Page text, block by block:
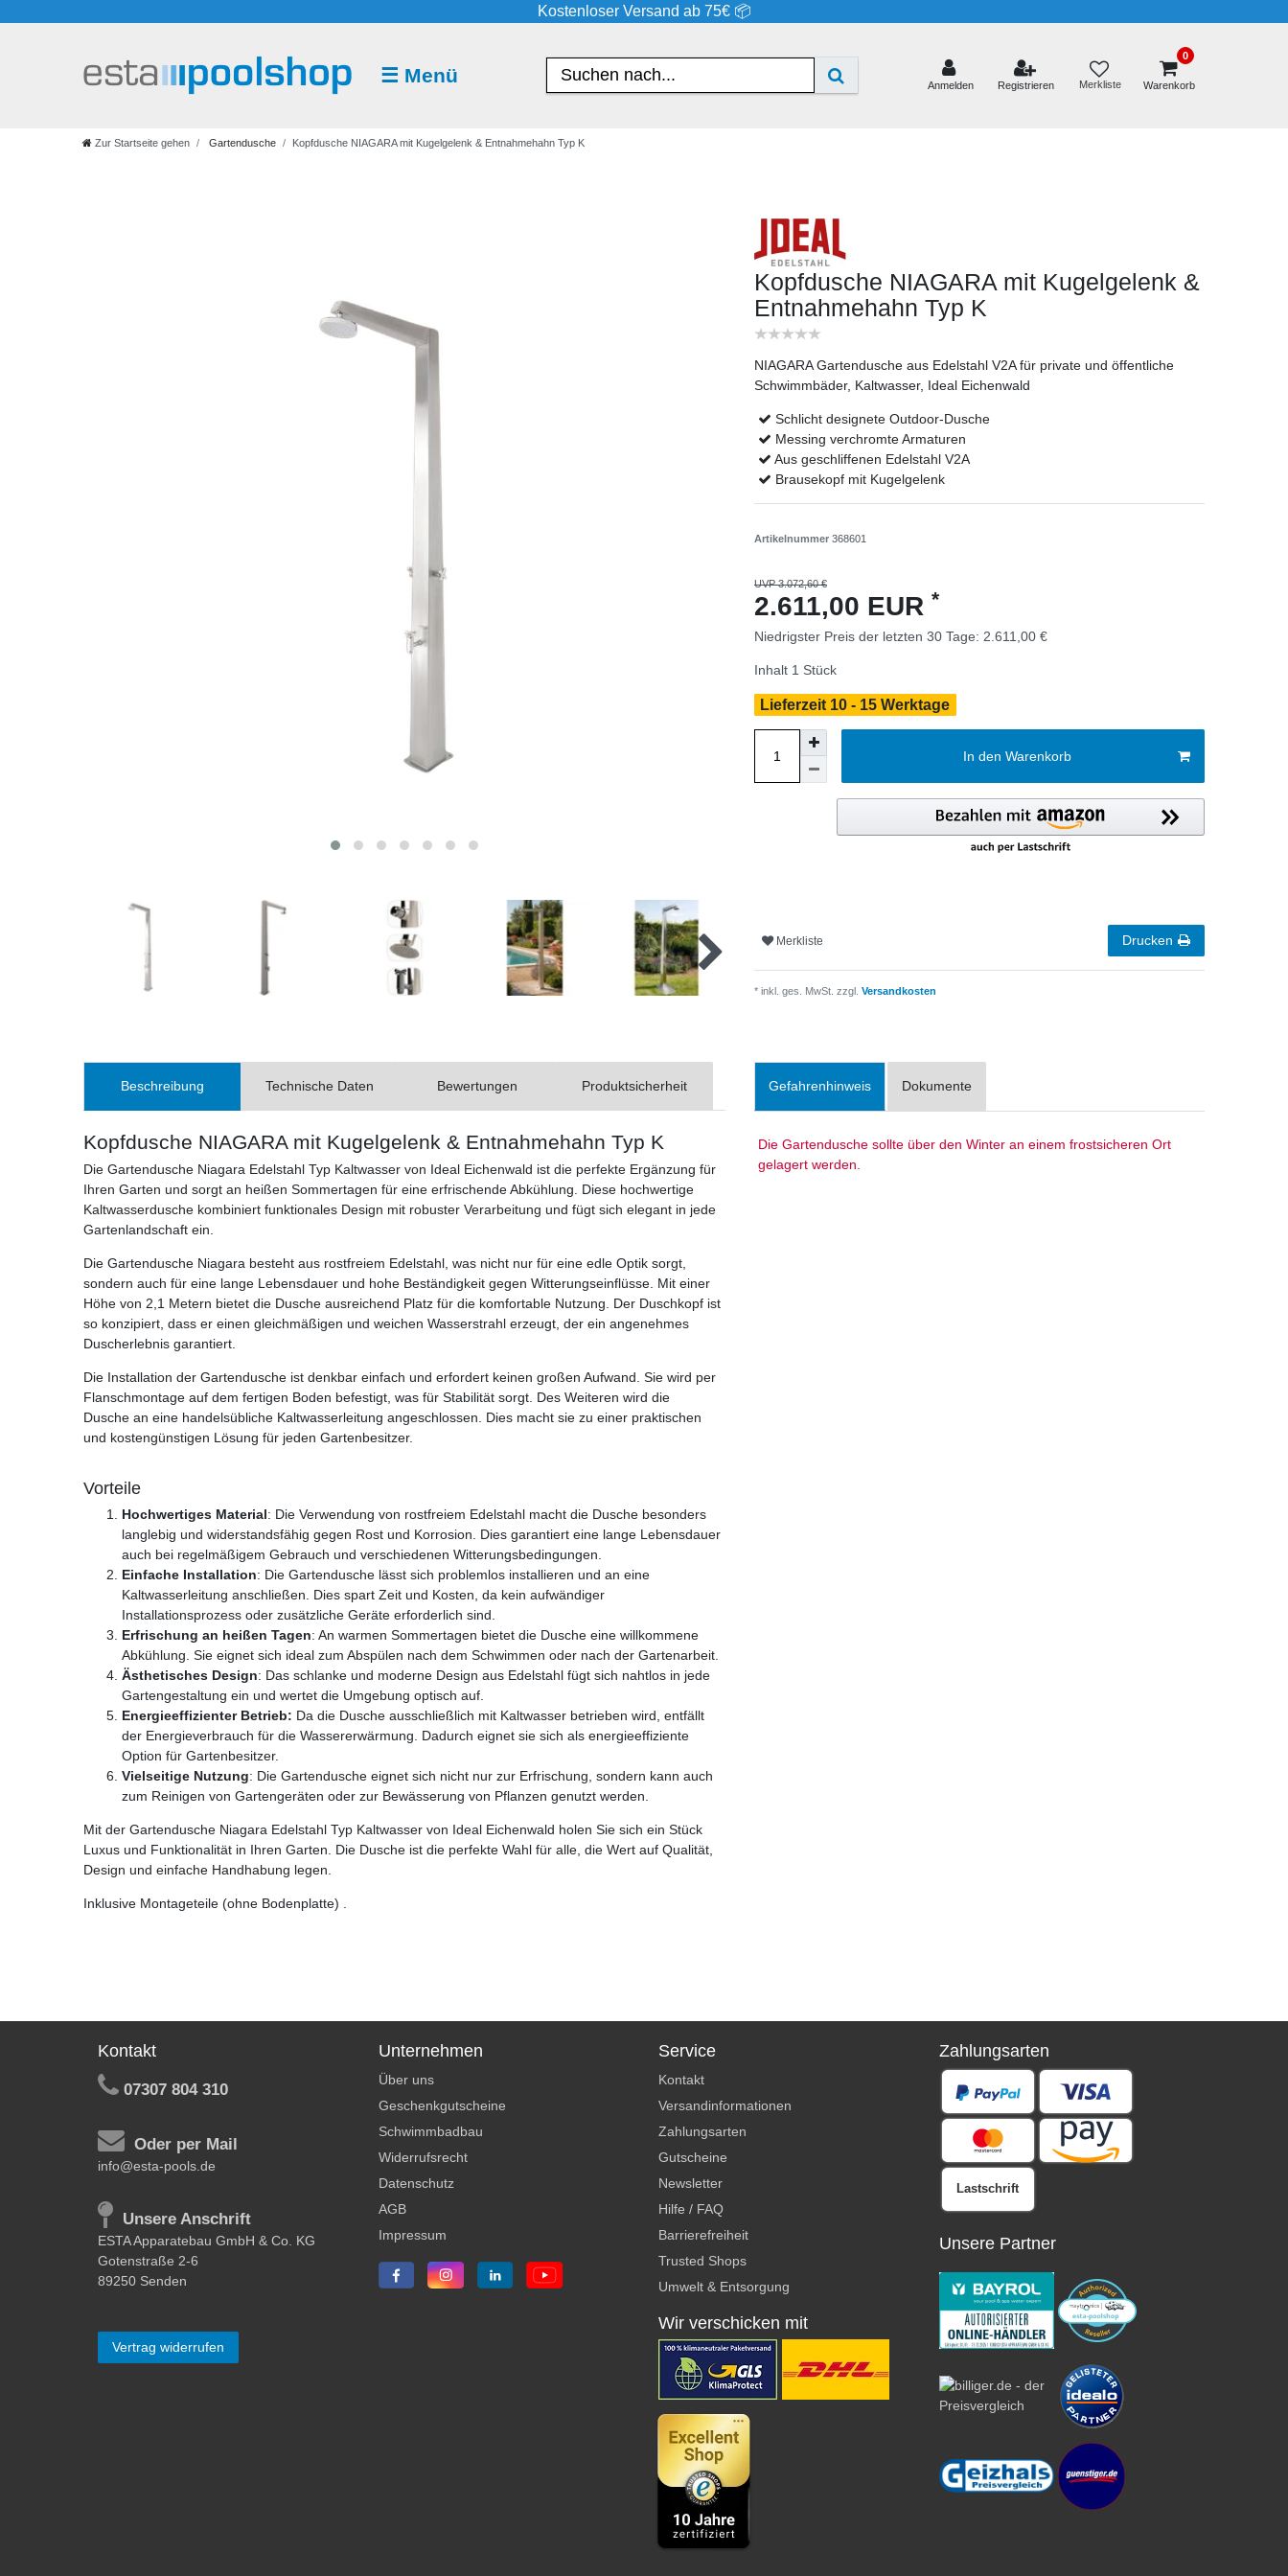
Kostenloser Versand ab 75€ 📦
☰ Menü Anmelden Registrieren Merkliste
0
Warenkorb
Zur Startseite gehen Gartendusche Kopfdusche NIAGARA mit Kugelgelenk & Entnahmehahn Typ K
Gartendusche
Kopfdusche NIAGARA mit Kugelgelenk &
Entnahmehahn Typ K
NIAGARA Gartendusche aus Edelstahl V2A für private und öffentliche
Schwimmbäder, Kaltwasser, Ideal Eichenwald
Schlicht designete Outdoor-Dusche
Messing verchromte Armaturen
Aus geschliffenen Edelstahl V2A
Brausekopf mit Kugelgelenk
Artikelnummer 368601
UVP 3.072,60 €
2.611,00 EUR *
Niedrigster Preis der letzten 30 Tage: 2.611,00 €
Inhalt 1 Stück
Lieferzeit 10 - 15 Werktage
In den Warenkorb
Merkliste Drucken
* inkl. ges. MwSt. zzgl. Versandkosten
Beschreibung Technische Daten Bewertungen Produktsicherheit
Kopfdusche NIAGARA mit Kugelgelenk & Entnahmehahn Typ K
Die Gartendusche Niagara Edelstahl Typ Kaltwasser von Ideal Eichenwald ist die perfekte Ergänzung für
Ihren Garten und sorgt an heißen Sommertagen für eine erfrischende Abkühlung. Diese hochwertige
Kaltwasserdusche kombiniert funktionales Design mit robuster Verarbeitung und fügt sich elegant in jede
Gartenlandschaft ein.
Die Gartendusche Niagara besteht aus rostfreiem Edelstahl, was nicht nur für eine edle Optik sorgt,
sondern auch für eine lange Lebensdauer und hohe Beständigkeit gegen Witterungseinflüsse. Mit einer
Höhe von 2,1 Metern bietet die Dusche ausreichend Platz für die komfortable Nutzung. Der Duschkopf ist
so konzipiert, dass er einen gleichmäßigen und weichen Wasserstrahl erzeugt, der ein angenehmes
Duscherlebnis garantiert.
Die Installation der Gartendusche ist denkbar einfach und erfordert keinen großen Aufwand. Sie wird per
Flanschmontage auf dem fertigen Boden befestigt, was für Stabilität sorgt. Des Weiteren wird die
Dusche an eine handelsübliche Kaltwasserleitung angeschlossen. Dies macht sie zu einer praktischen
und kostengünstigen Lösung für jeden Gartenbesitzer.
Vorteile
Hochwertiges Material: Die Verwendung von rostfreiem Edelstahl macht die Dusche besonders
langlebig und widerstandsfähig gegen Rost und Korrosion. Dies garantiert eine lange Lebensdauer
auch bei regelmäßigem Gebrauch und verschiedenen Witterungsbedingungen.
Einfache Installation: Die Gartendusche lässt sich problemlos installieren und an eine
Kaltwasserleitung anschließen. Dies spart Zeit und Kosten, da kein aufwändiger
Installationsprozess oder zusätzliche Geräte erforderlich sind.
Erfrischung an heißen Tagen: An warmen Sommertagen bietet die Dusche eine willkommene
Abkühlung. Sie eignet sich ideal zum Abspülen nach dem Schwimmen oder nach der Gartenarbeit.
Ästhetisches Design: Das schlanke und moderne Design aus Edelstahl fügt sich nahtlos in jede
Gartengestaltung ein und wertet die Umgebung optisch auf.
Energieeffizienter Betrieb: Da die Dusche ausschließlich mit Kaltwasser betrieben wird, entfällt
der Energieverbrauch für die Wassererwärmung. Dadurch eignet sie sich als energieeffiziente
Option für Gartenbesitzer.
Vielseitige Nutzung: Die Gartendusche eignet sich nicht nur zur Erfrischung, sondern kann auch
zum Reinigen von Gartengeräten oder zur Bewässerung von Pflanzen genutzt werden.
Mit der Gartendusche Niagara Edelstahl Typ Kaltwasser von Ideal Eichenwald holen Sie sich ein Stück
Luxus und Funktionalität in Ihren Garten. Die Dusche ist die perfekte Wahl für alle, die Wert auf Qualität,
Design und einfache Handhabung legen.
Inklusive Montageteile (ohne Bodenplatte) .
Gefahrenhinweis Dokumente
Die Gartendusche sollte über den Winter an einem frostsicheren Ort
gelagert werden.
Kontakt
07307 804 310
Oder per Mail
info@esta-pools.de
Unsere Anschrift
ESTA Apparatebau GmbH & Co. KG
Gotenstraße 2-6
89250 Senden
Vertrag widerrufen
Unternehmen
Über uns
Geschenkgutscheine
Schwimmbadbau
Widerrufsrecht
Datenschutz
AGB
Impressum
Service
Kontakt
Versandinformationen
Zahlungsarten
Gutscheine
Newsletter
Hilfe / FAQ
Barrierefreiheit
Trusted Shops
Umwelt & Entsorgung
Wir verschicken mit
Zahlungsarten
Lastschrift
Unsere Partner